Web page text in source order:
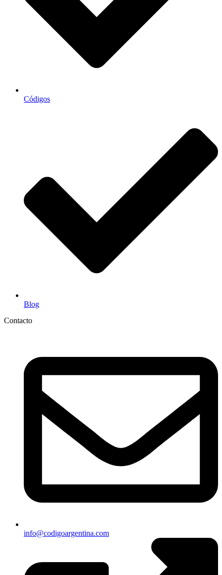
Códigos
Blog
Contacto
info@codigoargentina.com